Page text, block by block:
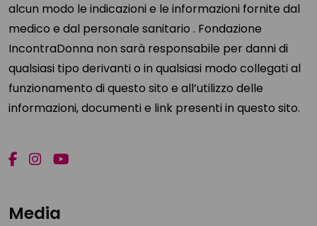
alcun modo le indicazioni e le informazioni fornite dal
medico e dal personale sanitario . Fondazione
IncontraDonna non sarà responsabile per danni di
qualsiasi tipo derivanti o in qualsiasi modo collegati al
funzionamento di questo sito e all’utilizzo delle
informazioni, documenti e link presenti in questo sito.
Media